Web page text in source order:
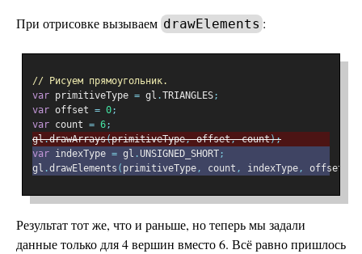
При отрисовке вызываем drawElements :
// Рисуем прямоугольник.
var primitiveType = gl .TRIANGLES;
var offset = 0;
var count = 6;
gl.drawArrays(primitiveType, offset, count);
var indexType = gl .UNSIGNED_SHORT;
gl .drawElements ( primitiveType, count , indexType, offset
Результат тот же, что и раньше, но теперь мы задали
данные только для 4 вершин вместо 6. Всё равно пришлось